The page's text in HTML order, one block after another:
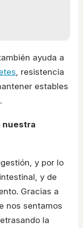
ayuda a
, resistencia
estables
nuestra
y por lo
y de
Gracias a
nos sentamos
la